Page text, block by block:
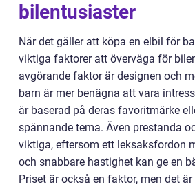
bilentusiaster
När det gäller att köpa en elbil för
viktiga faktorer att överväga för
avgörande faktor är designen och
barn är mer benägna att vara
är baserad på deras favoritmärke
spännande tema. Även prestanda
viktiga, eftersom ett leksaksfordon
och snabbare hastighet kan ge en
Priset är också en faktor, men det